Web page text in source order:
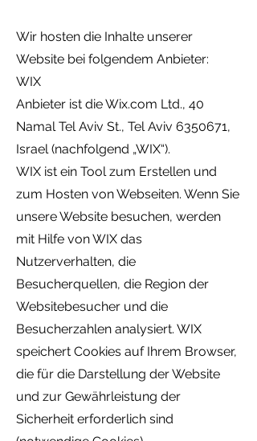
Wir hosten die Inhalte unserer
Website bei folgendem Anbieter:
WIX
Anbieter ist die Wix.com Ltd., 40
Namal Tel Aviv St., Tel Aviv 6350671,
Israel (nachfolgend „WIX“).
WIX ist ein Tool zum Erstellen und
zum Hosten von Webseiten. Wenn Sie
unsere Website besuchen, werden
mit Hilfe von WIX das
Nutzerverhalten, die
Besucherquellen, die Region der
Websitebesucher und die
Besucherzahlen analysiert. WIX
speichert Cookies auf Ihrem Browser,
die für die Darstellung der Website
und zur Gewährleistung der
Sicherheit erforderlich sind